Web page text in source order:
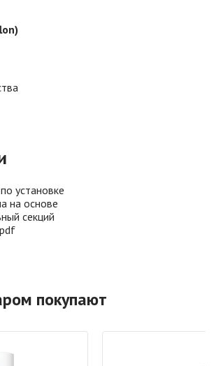
установке
на основе
секций
покупают